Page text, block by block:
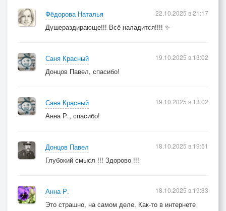
Фёдорова Наталья
Душераздирающе!!! Всё наладится!!!! ✨
22.10.2025 в 21:17
Саня Красный
Донцов Павел, спасибо!
19.10.2025 в 13:02
Саня Красный
Анна Р., спасибо!
19.10.2025 в 13:02
Донцов Павел
Глубокий смысл !!! Здорово !!!
18.10.2025 в 19:51
Анна Р.
Это страшно, на самом деле. Как-то в интернете
18.10.2025 в 19:33